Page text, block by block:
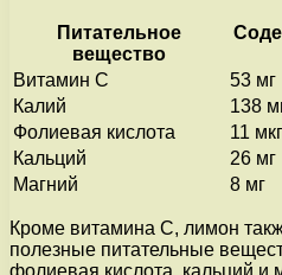
Питательное
вещество
Витамин C
53 мг
Калий
138
Фолиевая кислота
11 мкг
Кальций
26 мг
Магний
8 мг
Кроме витамина C, лимон
полезные питательные
фолиевая кислота, кальций